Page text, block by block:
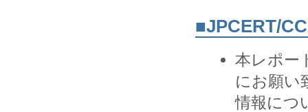
■JPCERT/
本レポー
にお願い
情報につ